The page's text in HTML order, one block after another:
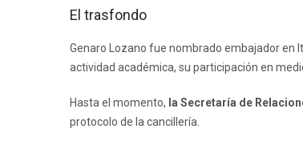
El trasfondo
Genaro Lozano fue nombrado embajador en
actividad académica, su participación en
Hasta el momento, la Secretaría de
protocolo de la cancillería.